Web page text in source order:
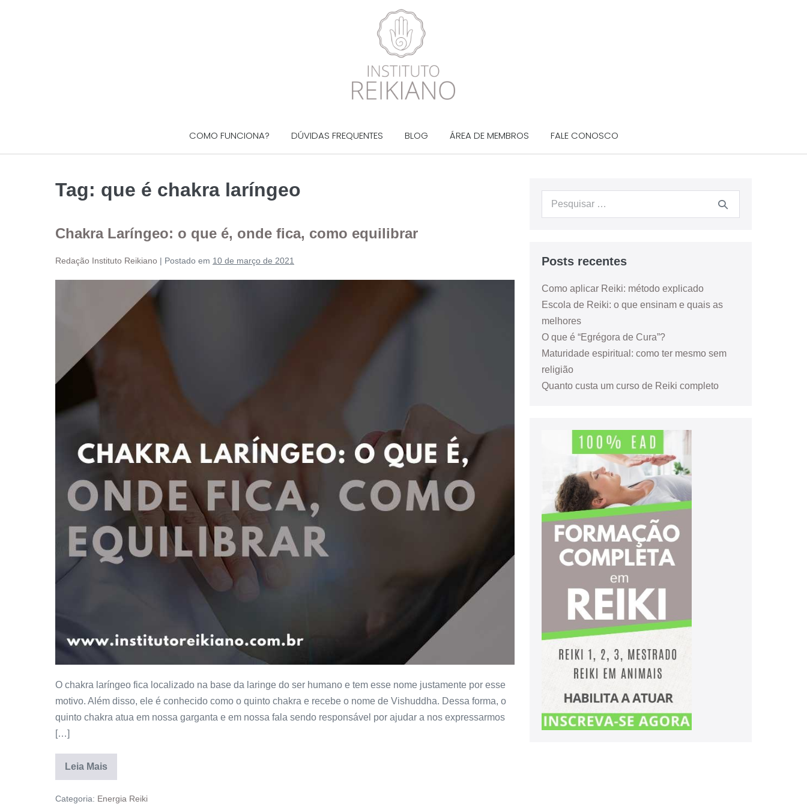
COMO FUNCIONA? DÚVIDAS FREQUENTES BLOG ÁREA DE MEMBROS FALE CONOSCO
Tag: que é chakra laríngeo
Chakra Laríngeo: o que é, onde fica, como equilibrar
Redação Instituto Reikiano | Postado em 10 de março de 2021
O chakra laríngeo fica localizado na base da laringe do ser humano e tem esse nome justamente por esse
motivo. Além disso, ele é conhecido como o quinto chakra e recebe o nome de Vishuddha. Dessa forma, o
quinto chakra atua em nossa garganta e em nossa fala sendo responsável por ajudar a nos expressarmos
[…]
Leia Mais
Categoria: Energia Reiki
Posts recentes
Como aplicar Reiki: método explicado
Escola de Reiki: o que ensinam e quais as
melhores
O que é “Egrégora de Cura”?
Maturidade espiritual: como ter mesmo sem
religião
Quanto custa um curso de Reiki completo